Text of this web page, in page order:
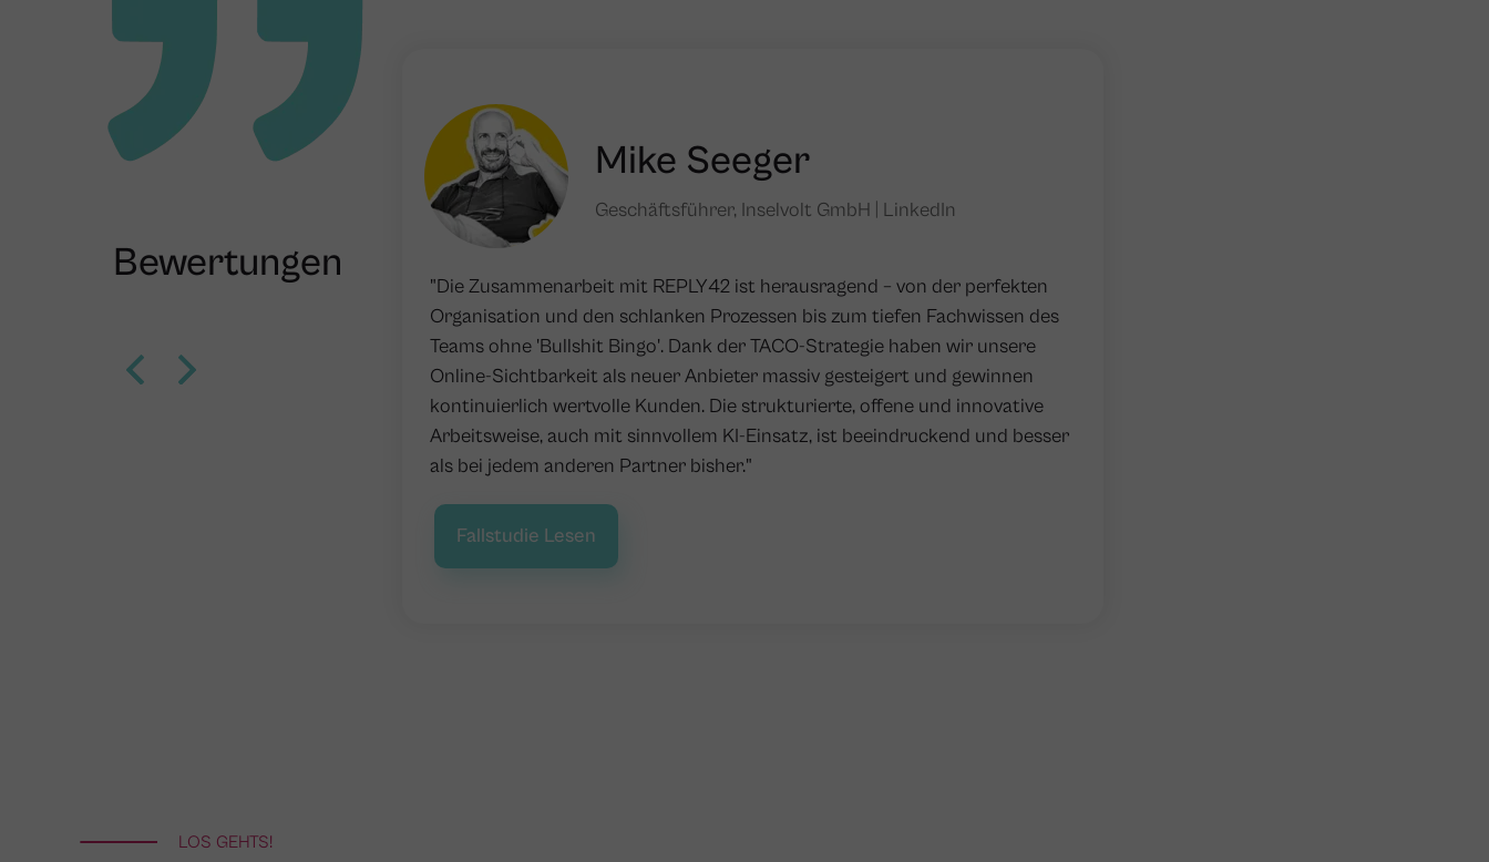
Bewertungen
Fallstudie Lesen
"Die Zusammenarbeit mit REPLY42 ist herausragend – von der perfekten
Organisation und den schlanken Prozessen bis zum tiefen Fachwissen des
Teams ohne 'Bullshit Bingo'. Dank der TACO-Strategie haben wir unsere
Online-Sichtbarkeit als neuer Anbieter massiv gesteigert und gewinnen
kontinuierlich wertvolle Kunden. Die strukturierte, offene und innovative
Arbeitsweise, auch mit sinnvollem KI-Einsatz, ist beeindruckend und besser
als bei jedem anderen Partner bisher."
Mike Seeger
Geschäftsführer, Inselvolt GmbH | LinkedIn
LOS GEHTS!